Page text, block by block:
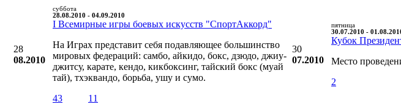
28
08.2010
суббота
28.08.2010 - 04.09.2010
I Всемирные игры боевых искусств "СпортАккорд"
На Играх представит себя подавляющее большинство
мировых федераций: самбо, айкидо, бокс, дзюдо, джиу-
джитсу, карате, кендо, кикбоксинг, тайский бокс (муай
тай), тхэквандо, борьба, ушу и сумо.
43
11
30
07.2010
пятница
30.07.2010 -
Кубок
Место
2